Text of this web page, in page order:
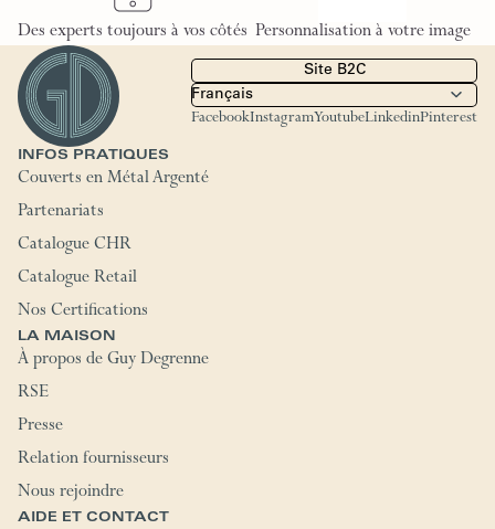
Des experts toujours à vos côtés Personnalisation à votre image
Site B2C
FacebookInstagramYoutubeLinkedinPinterest
INFOS PRATIQUES
Couverts en Métal Argenté
Partenariats
Catalogue CHR
Catalogue Retail
Nos Certifications
LA MAISON
À propos de Guy Degrenne
RSE
Presse
Relation fournisseurs
Nous rejoindre
AIDE ET CONTACT